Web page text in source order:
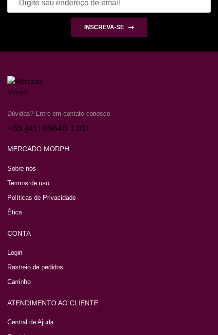
INSCREVA-SE
Dúvidas? Entre em contato conosco
+55 (41) 99640-1301
MERCADO MORPH
Sobre nós
Termos de uso
Políticas de Privacidade
Ética
CONTA
Login
Rastreio de pedidos
Carrinho
ATENDIMENTO AO CLIENTE
Central de Ajuda